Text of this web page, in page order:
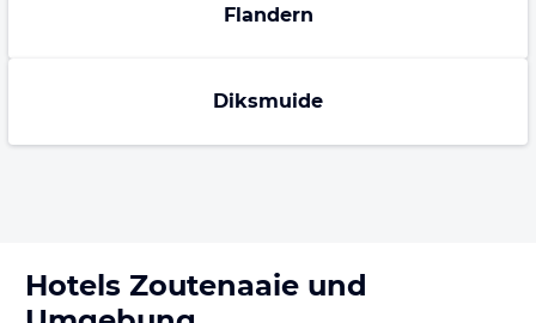
Flandern
Diksmuide
Hotels Zoutenaaie und